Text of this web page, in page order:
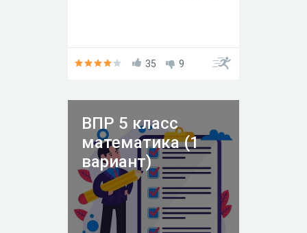
35 9
ВПР 5 класс
математика (1
вариант)